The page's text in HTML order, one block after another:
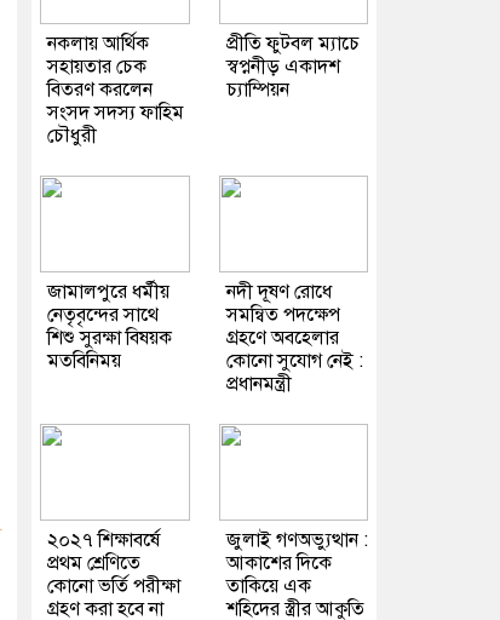
নকলায় আর্থিক
সহায়তার চেক
বিতরণ করলেন
সংসদ সদস্য ফাহিম
চৌধুরী
প্রীতি ফুটবল ম্যাচে
স্বপ্ননীড় একাদশ
চ্যাম্পিয়ন
জামালপুরে ধর্মীয়
নেতৃবৃন্দের সাথে
শিশু সুরক্ষা বিষয়ক
মতবিনিময়
নদী দূষণ রোধে
সমন্বিত পদক্ষেপ
গ্রহণে অবহেলার
কোনো সুযোগ নেই :
প্রধানমন্ত্রী
২০২৭ শিক্ষাবর্ষে
প্রথম শ্রেণিতে
কোনো ভর্তি পরীক্ষা
গ্রহণ করা হবে না
জুলাই গণঅভ্যুত্থান :
আকাশের দিকে
তাকিয়ে এক
শহিদের স্ত্রীর আকুতি